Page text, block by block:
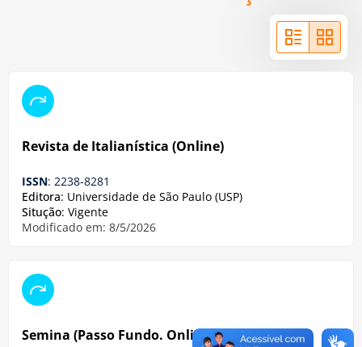
Revista de Italianística (Online)
ISSN: 2238-8281
Editora: Universidade de São Paulo (USP)
Situção: Vigente
Modificado em: 8/5/2026
Semina (Passo Fundo. Online)